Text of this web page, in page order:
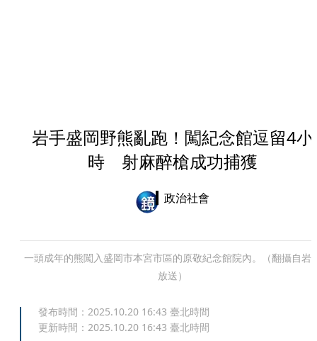
岩手盛岡野熊亂跑！闖紀念館逗留4小
時 射麻醉槍成功捕獲
政治社會
一頭成年的熊闖入盛岡市本宮市區的原敬紀念館院內。（翻攝自岩
放送）
發布時間： 2025.10.20 16:43 臺北時間
更新時間： 2025.10.20 16:43 臺北時間